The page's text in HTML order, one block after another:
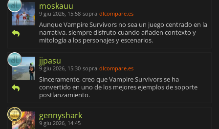
moskauu
9 giu 2026, 15:58 sopra dlcompare.es
Aunque Vampire Survivors no sea un juego centrado en la
narrativa, siempre disfruto cuando añaden contexto y
mitología a los personajes y escenarios.
jjpasu
9 giu 2026, 15:30 sopra dlcompare.es
Sinceramente, creo que Vampire Survivors se ha
convertido en uno de los mejores ejemplos de soporte
postlanzamiento.
gennyshark
9 giu 2026, 14:45